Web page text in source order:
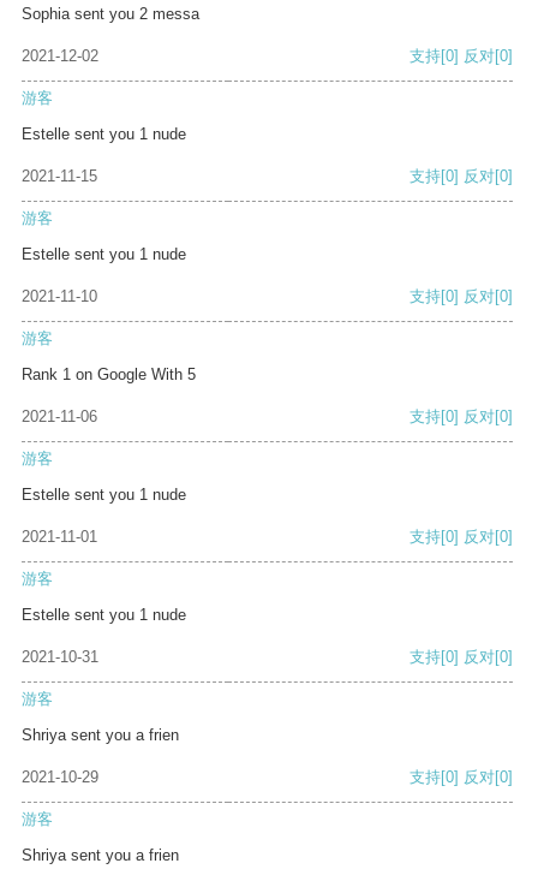
Sophia sent you 2 messa
2021-12-02 支持[0] 反对[0]
游客
Estelle sent you 1 nude
2021-11-15 支持[0] 反对[0]
游客
Estelle sent you 1 nude
2021-11-10 支持[0] 反对[0]
游客
Rank 1 on Google With 5
2021-11-06 支持[0] 反对[0]
游客
Estelle sent you 1 nude
2021-11-01 支持[0] 反对[0]
游客
Estelle sent you 1 nude
2021-10-31 支持[0] 反对[0]
游客
Shriya sent you a frien
2021-10-29 支持[0] 反对[0]
游客
Shriya sent you a frien